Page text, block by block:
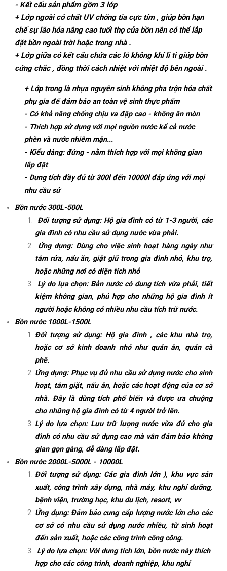
- Kết cấu sản phẩm gồm 3 lớp
+ Lớp ngoài có chất UV chống tia cực tím , giúp bồn hạn
chế sự lão hóa nâng cao tuổi thọ của bồn nên có thể lắp
đặt bồn ngoài trời hoặc trong nhà .
+ Lớp giữa có kết cấu chứa các lỗ không khí li ti giúp bồn
cứng chắc , đồng thời cách nhiệt với nhiệt độ bên ngoài .
+ Lớp trong là nhụa nguyên sinh không pha trộn hóa chất
phụ gia để đảm bảo an toàn vệ sinh thực phẩm
- Có khả năng chống chịu va đập cao - không ăn mòn
- Thích hợp sử dụng với mọi nguồn nước kể cả nước
phèn và nước nhiễm mặn...
- Kiểu dáng: đứng - nằm thích hợp với mọi không gian
lắp đặt
- Dung tích đầy đủ từ 300l đến 10000l đáp ứng với mọi
nhu cầu sử
Bồn nước 300L-500L
Đối tượng sử dụng: Hộ gia đình có từ 1-3 người, các
gia đình có nhu cầu sử dụng nước vừa phải.
Ứng dụng: Dùng cho việc sinh hoạt hàng ngày như
tắm rửa, nấu ăn, giặt giũ trong gia đình nhỏ, khu trọ,
hoặc những nơi có diện tích nhỏ
Lý do lựa chọn: Bản nước có dung tích vừa phải, tiết
kiệm không gian, phủ hợp cho những hộ gia đình ít
người hoặc không có nhiều nhu cầu tích trữ nước.
Bồn nước 1000L-1500L
Đối tượng sử dụng: Hộ gia đình , các khu nhà trọ,
hoặc cơ sở kinh doanh nhỏ như quán ăn, quán cà
phê.
Ứng dụng: Phục vụ đủ nhu cầu sử dụng nước cho sinh
hoạt, tắm giặt, nấu ăn, hoặc các hoạt động của cơ sở
nhà. Đây là dùng tích phổ biến và được ưa chuộng
cho những hộ gia đình có từ 4 người trở lên.
Lý do lựa chọn: Lưu trữ lượng nước vừa đủ cho gia
đình có nhu cầu sử dụng cao mà vẫn đảm bảo không
gian gọn gàng, dễ dàng lắp đặt.
Bồn nước 2000L-5000L - 10000L
Đối tượng sử dụng: Các gia đình lớn ), khu vực sản
xuất, công trình xây dựng, nhà máy, khu nghỉ dưỡng,
bệnh viện, trường học, khu du lịch, resort, vv
Ứng dụng: Đảm bảo cung cấp lượng nước lớn cho các
cơ sở có nhu cầu sử dụng nước nhiều, từ sinh hoạt
đến sản xuất, hoặc các công trình công công.
Lý do lựa chọn: Với dung tích lớn, bồn nước này thích
hợp cho các công trình, doanh nghiệp, khu nghỉ